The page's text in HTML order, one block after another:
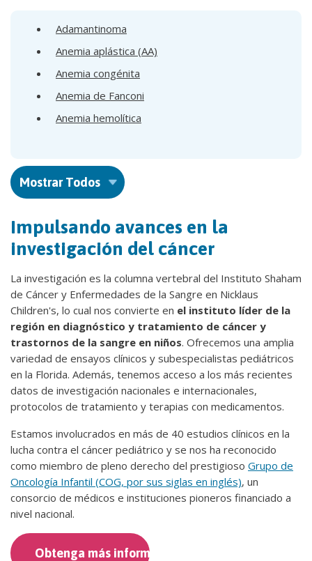
Adamantinoma
Anemia aplástica (AA)
Anemia congénita
Anemia de Fanconi
Anemia hemolítica
Mostrar Todos
Impulsando avances en la
investigación del cáncer
La investigación es la columna vertebral del Instituto Shaham
de Cáncer y Enfermedades de la Sangre en Nicklaus
Children's, lo cual nos convierte en el instituto líder de la
región en diagnóstico y tratamiento de cáncer y
trastornos de la sangre en niños. Ofrecemos una amplia
variedad de ensayos clínicos y subespecialistas pediátricos
en la Florida. Además, tenemos acceso a los más recientes
datos de investigación nacionales e internacionales,
protocolos de tratamiento y terapias con medicamentos.
Estamos involucrados en más de 40 estudios clínicos en la
lucha contra el cáncer pediátrico y se nos ha reconocido
como miembro de pleno derecho del prestigioso Grupo de
Oncología Infantil (COG, por sus siglas en inglés), un
consorcio de médicos e instituciones pioneros financiado a
nivel nacional.
Obtenga más información